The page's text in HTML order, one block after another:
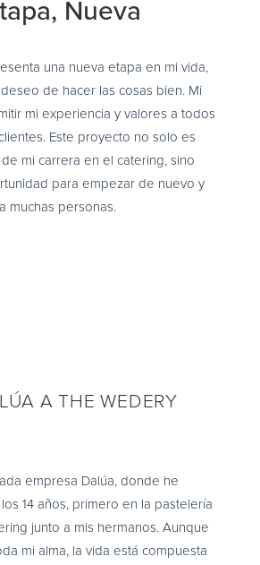
Nueva
una nueva etapa en mi vida,
de hacer las cosas bien. Mi
mi experiencia y valores a todos
Este proyecto no solo es
mi carrera en el catering, sino
para empezar de nuevo y
muchas personas.
A THE WEDERY
empresa Dalúa, donde he
14 años, primero en la pastelería
junto a mis hermanos. Aunque
mi alma, la vida está compuesta